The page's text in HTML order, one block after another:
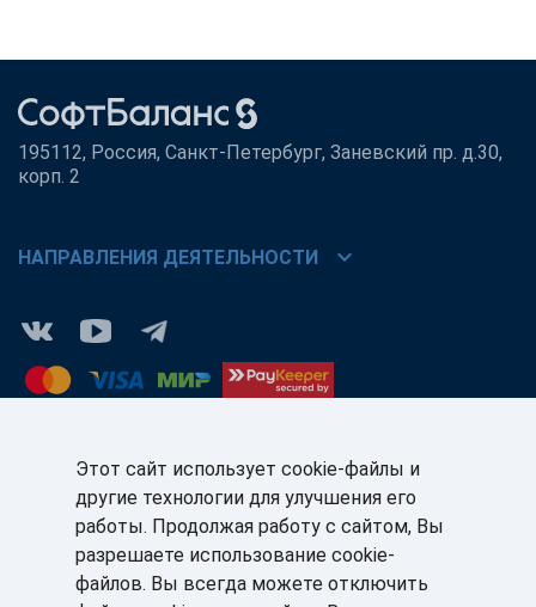
195112, Россия, Санкт-Петербург, Заневский пр. д.30,
корп. 2
НАПРАВЛЕНИЯ ДЕЯТЕЛЬНОСТИ chevron_right
КЛИЕНТАМ:
+7 (812) 327-5141
sale@sb-sale.ru
ПАРТНЁРАМ:
+7 (812) 327-5025
partner@softbalance.ru
Этот сайт использует cookie-файлы и
другие технологии для улучшения его
работы. Продолжая работу с сайтом, Вы
разрешаете использование cookie-
файлов. Вы всегда можете отключить